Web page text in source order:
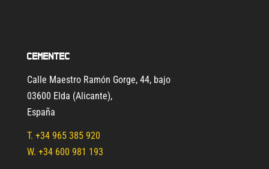
Cementec
Calle Maestro Ramón Gorge, 44, bajo
03600 Elda (Alicante),
España
T. +34 965 385 920
W. +34 600 981 193